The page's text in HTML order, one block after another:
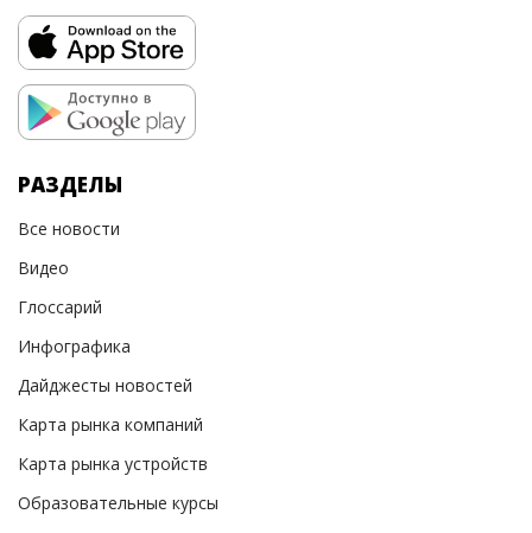
РАЗДЕЛЫ
Все новости
Видео
Глоссарий
Инфографика
Дайджесты новостей
Карта рынка компаний
Карта рынка устройств
Образовательные курсы